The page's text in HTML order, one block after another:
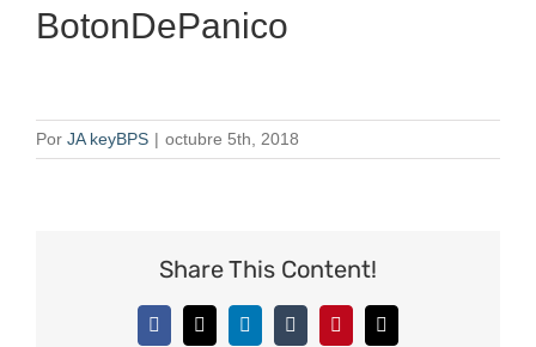
BotonDePanico
Por JA keyBPS | octubre 5th, 2018
Share This Content!
Facebook
X LinkedInTumblrPinterestCorreo